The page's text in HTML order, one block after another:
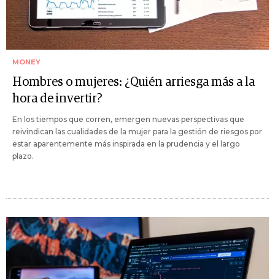
MONEY
Hombres o mujeres: ¿Quién arriesga más a la
hora de invertir?
En los tiempos que corren, emergen nuevas perspectivas que
reivindican las cualidades de la mujer para la gestión de riesgos por
estar aparentemente más inspirada en la prudencia y el largo
plazo.